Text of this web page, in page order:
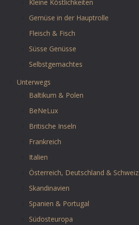
Kleine Köstlichkeiten
Gemüse in der Hauptrolle
Fleisch & Fisch
Süsse Genüsse
Selbstgemachtes
Unterwegs
Baltikum & Polen
BeNeLux
Britische Inseln
Frankreich
Italien
Österreich, Deutschland & Schweiz
Skandinavien
Spanien & Portugal
Südosteuropa